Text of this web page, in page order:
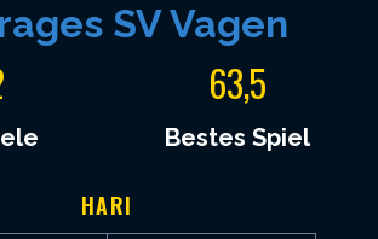
SV Vagen
3
63,5
Bestes Spiel
HARI